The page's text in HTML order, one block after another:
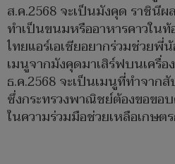
ส.ค.2568 จะเป็นมังคุด ราชินี
ทำเป็นขนมหรืออาหารคาวใน
ไทยแอร์เอเชียอยากร่วมช่วยพี่
เมนูจากมังคุดมาเสิร์ฟบนเครื่
ธ.ค.2568 จะเป็นเมนูที่ทำจาก
ซึ่งกระทรวงพาณิชย์ต้องขอขอ
ในความร่วมมือช่วยเหลือเกษต